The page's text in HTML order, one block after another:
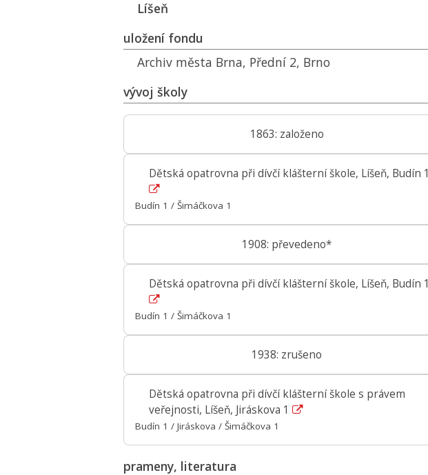
Líšeň
uložení fondu
Archiv města Brna, Přední 2, Brno
vývoj školy
1863: založeno
Dětská opatrovna při dívčí klášterní škole, Líšeň, Budín 1
Budín 1 / Šimáčkova 1
1908: převedeno*
Dětská opatrovna při dívčí klášterní škole, Líšeň, Budín 1
Budín 1 / Šimáčkova 1
1938: zrušeno
Dětská opatrovna při dívčí klášterní škole s právem
veřejnosti, Líšeň, Jiráskova 1
Budín 1 / Jiráskova / Šimáčkova 1
prameny, literatura